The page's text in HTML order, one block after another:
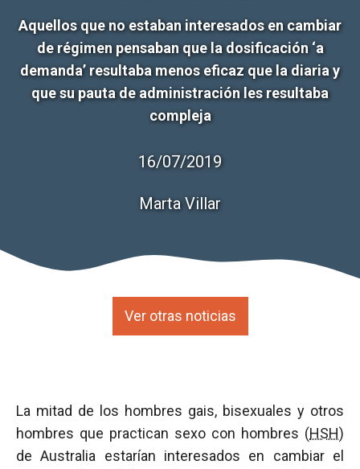
Aquellos que no estaban interesados en cambiar
de régimen pensaban que la dosificación ‘a
demanda’ resultaba menos eficaz que la diaria y
que su pauta de administración les resultaba
compleja
16/07/2019
Marta Villar
Ver otras noticias
La mitad de los hombres gais, bisexuales y otros
hombres que practican sexo con hombres (HSH)
de Australia estarían interesados en cambiar el